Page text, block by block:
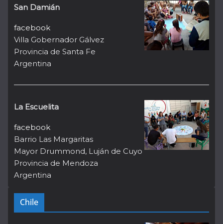
San Damián
facebook
Villa Gobernador Gálvez
Provincia de Santa Fe
Argentina
La Escuelita
facebook
Barrio Las Margaritas
Mayor Drummond, Luján de Cuyo
Provincia de Mendoza
Argentina
Chile